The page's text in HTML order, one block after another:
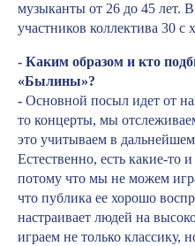
музыканты от 26 до 45 лет.
участников коллектива 30 с
- Каким образом и кто
«Былины»?
- Основной посыл идет от
то концерты, мы
это учитываем в
Естественно, есть какие-то
потому что мы не можем
что публика ее хорошо
настраивает людей на
играем не только классику,